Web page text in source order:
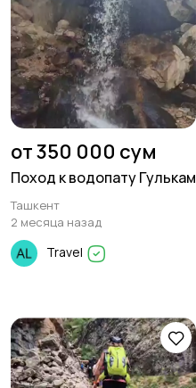
от 350 000 сум
Поход к водопату Гулькам
Ташкент
2 месяца назад
Travel